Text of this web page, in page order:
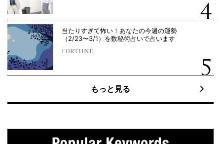
当たりすぎて怖い！あなたの今週の運勢
（2/23〜3/1）を数秘術占いで占います
FORTUNE
もっと見る